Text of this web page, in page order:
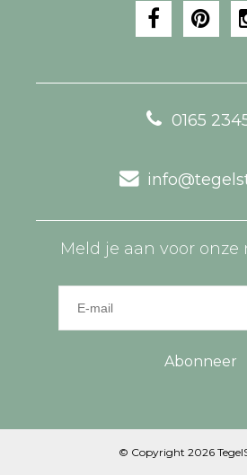
0165
Meld je aan voor onze
Abonneer
© Copyright 2026